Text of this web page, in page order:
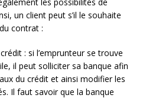
un client peut s’il le souhaite
contrat :
: si l’emprunteur se trouve
il peut solliciter sa banque afin
du crédit et ainsi modifier les
Il faut savoir que la banque